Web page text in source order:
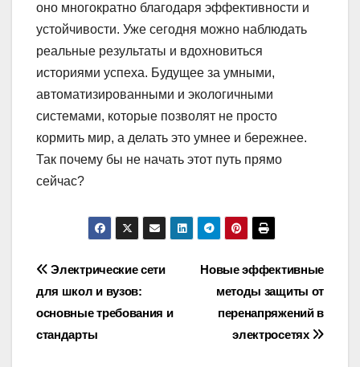
оно многократно благодаря эффективности и
устойчивости. Уже сегодня можно наблюдать
реальные результаты и вдохновиться
историями успеха. Будущее за умными,
автоматизированными и экологичными
системами, которые позволят не просто
кормить мир, а делать это умнее и бережнее.
Так почему бы не начать этот путь прямо
сейчас?
Навигация
по
записям
Новые эффективные
методы защиты от
перенапряжений в
электросетях
Электрические сети
для школ и вузов:
основные требования и
стандарты